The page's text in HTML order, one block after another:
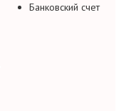
Банковский счет